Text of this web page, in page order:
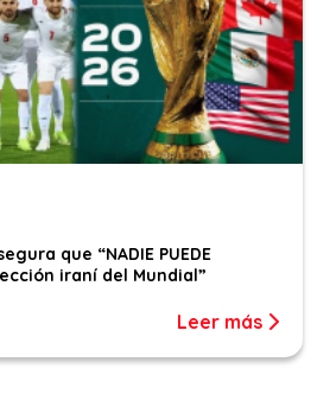
que “NADIE PUEDE
iraní del Mundial”
Leer más